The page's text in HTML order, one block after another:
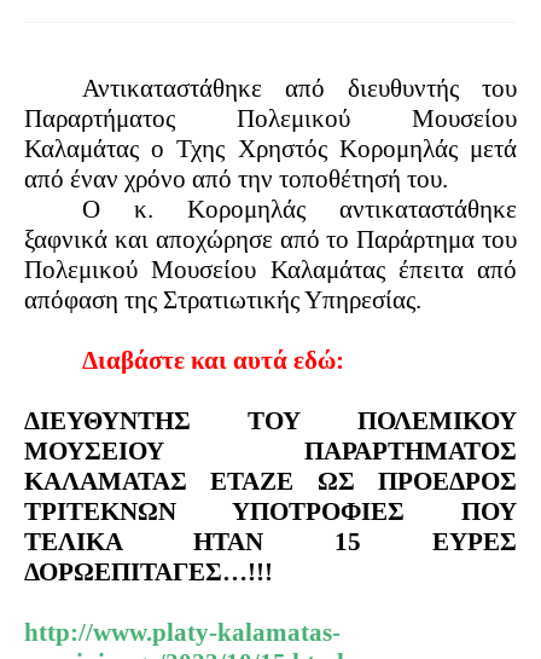
Αντικαταστάθηκε από διευθυντής του
Παραρτήματος Πολεμικού Μουσείου
Καλαμάτας ο Τχης Χρηστός Κορομηλάς μετά
από έναν χρόνο από την τοποθέτησή του.
Ο κ. Κορομηλάς αντικαταστάθηκε
ξαφνικά και αποχώρησε από το Παράρτημα του
Πολεμικού Μουσείου Καλαμάτας έπειτα από
απόφαση της Στρατιωτικής Υπηρεσίας.
Διαβάστε και αυτά εδώ:
ΔΙΕΥΘΥΝΤΗΣ ΤΟΥ ΠΟΛΕΜΙΚΟΥ
ΜΟΥΣΕΙΟΥ ΠΑΡΑΡΤΗΜΑΤΟΣ
ΚΑΛΑΜΑΤΑΣ ΕΤΑΖΕ ΩΣ ΠΡΟΕΔΡΟΣ
ΤΡΙΤΕΚΝΩΝ ΥΠΟΤΡΟΦΙΕΣ ΠΟΥ
ΤΕΛΙΚΑ ΗΤΑΝ 15 ΕΥΡΕΣ
ΔΟΡΩΕΠΙΤΑΓΕΣ…!!!
http://www.platy-kalamatas-